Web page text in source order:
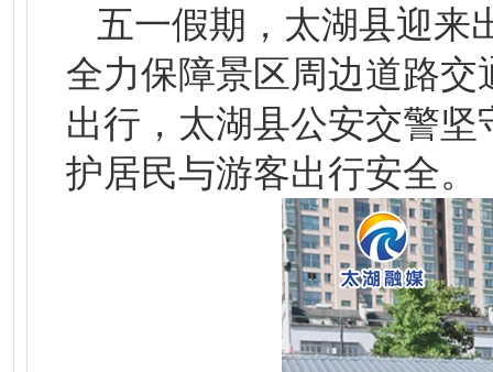
五一假期，太湖县迎来
全力保障景区周边道路
出行，太湖县公安交警
护居民与游客出行安全。